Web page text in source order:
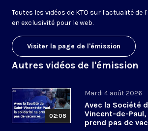
Toutes les vidéos de KTO sur l'actualité de
en exclusivité pour le web.
Visiter la page de l'émission
Autres vidéos de l'émission
02:08
Mardi 4 août 2026
Avec la Société
Vincent-de-
prend pas de